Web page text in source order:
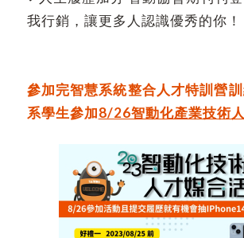
我行銷，讓更多人認識優秀的你！
參加完智慧系統整合人才特訓營
系學生參加8/26智動化產業技術